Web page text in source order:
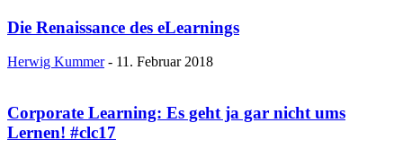
Die Renaissance des eLearnings
Herwig Kummer - 11. Februar 2018
Corporate Learning: Es geht ja gar nicht ums
Lernen! #clc17